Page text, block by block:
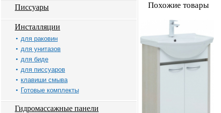
Писсуары
Инсталляции
для раковин
для унитазов
для биде
для писсуаров
клавиши смыва
Готовые комплекты
Гидромассажные панели
Похожие товары